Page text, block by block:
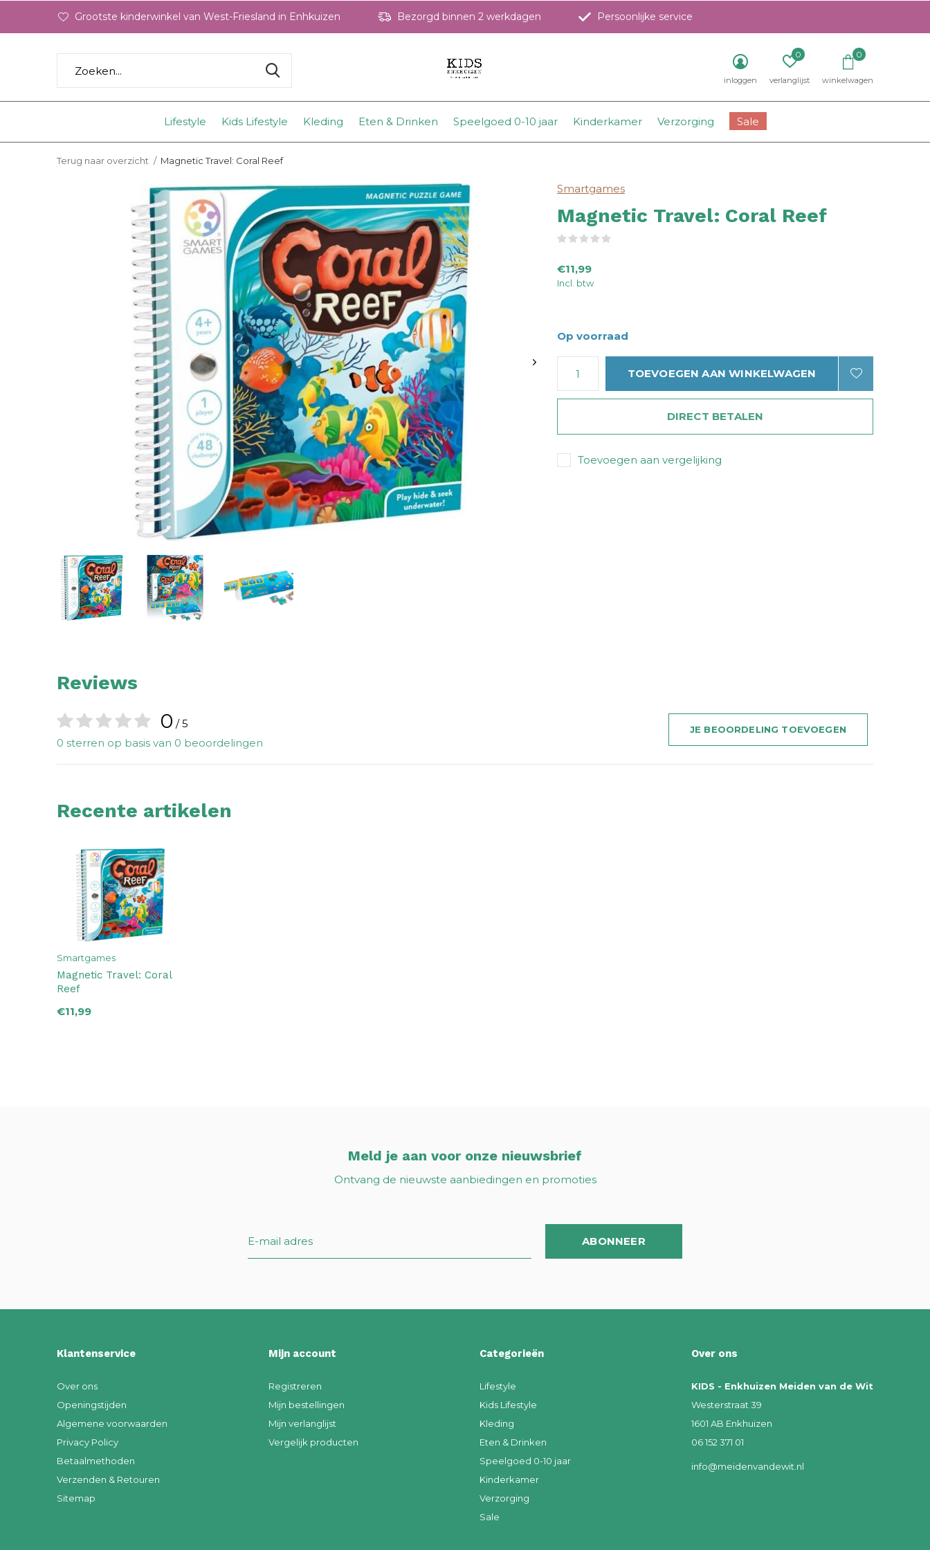
Lifestyle Kids Lifestyle Kleding Eten & Drinken Speelgoed 0-10 jaar Kinderkamer Verzorging Sale
inloggen verlanglijst
0
winkelwagen
0
Grootste kinderwinkel van West-Friesland in Enhkuizen Bezorgd binnen 2 werkdagen Persoonlijke service
Terug naar overzicht Magnetic Travel: Coral Reef
Smartgames
Magnetic Travel: Coral Reef
€11,99
Incl. btw
Op voorraad
TOEVOEGEN AAN WINKELWAGEN
DIRECT BETALEN
Toevoegen aan vergelijking
Reviews
0 / 5
0 sterren op basis van 0 beoordelingen
JE BEOORDELING TOEVOEGEN
Recente artikelen
Smartgames
Magnetic Travel: Coral
Reef
€11,99
Meld je aan voor onze nieuwsbrief
Ontvang de nieuwste aanbiedingen en promoties
ABONNEER
Klantenservice
Over ons
Openingstijden
Algemene voorwaarden
Privacy Policy
Betaalmethoden
Verzenden & Retouren
Sitemap
Mijn account
Registreren
Mijn bestellingen
Mijn verlanglijst
Vergelijk producten
Categorieën
Lifestyle
Kids Lifestyle
Kleding
Eten & Drinken
Speelgoed 0-10 jaar
Kinderkamer
Verzorging
Sale
Over ons
KIDS - Enkhuizen Meiden van de Wit
Westerstraat 39
1601 AB Enkhuizen
06 152 371 01
info@meidenvandewit.nl